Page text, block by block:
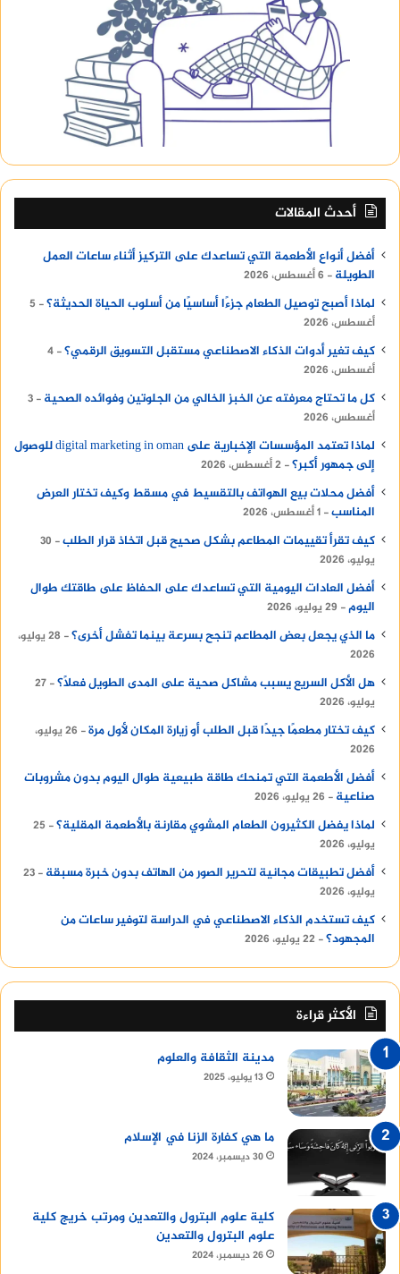
أحدث المقالات
أفضل أنواع الأطعمة التي تساعدك على التركيز أثناء ساعات العمل
الطويلة
6 أغسطس، 2026
لماذا أصبح توصيل الطعام جزءًا أساسيًا من أسلوب الحياة الحديثة؟
5
أغسطس، 2026
كيف تغير أدوات الذكاء الاصطناعي مستقبل التسويق الرقمي؟ 4
أغسطس، 2026
كل ما تحتاج معرفته عن الخبز الخالي من الجلوتين وفوائده الصحية
3
أغسطس، 2026
لماذا تعتمد المؤسسات الإخبارية على digital marketing in oman للوصول
إلى جمهور أكبر؟ 2 أغسطس، 2026
أفضل محلات بيع الهواتف بالتقسيط في مسقط وكيف تختار العرض
المناسب 1 أغسطس، 2026
كيف تقرأ تقييمات المطاعم بشكل صحيح قبل اتخاذ قرار الطلب
30
يوليو، 2026
أفضل العادات اليومية التي تساعدك على الحفاظ على طاقتك طوال
اليوم
29 يوليو، 2026
ما الذي يجعل بعض المطاعم تنجح بسرعة بينما تفشل أخرى؟
28 يوليو،
2026
هل الأكل السريع يسبب مشاكل صحية على المدى الطويل فعلًا؟ 27
يوليو، 2026
كيف تختار مطعمًا جيدًا قبل الطلب أو زيارة المكان لأول مرة
26 يوليو،
2026
أفضل الأطعمة التي تمنحك طاقة طبيعية طوال اليوم بدون مشروبات
صناعية
26 يوليو، 2026
لماذا يفضل الكثيرون الطعام المشوي مقارنة بالأطعمة المقلية؟
25
يوليو، 2026
أفضل تطبيقات مجانية لتحرير الصور من الهاتف بدون خبرة مسبقة
23
يوليو، 2026
كيف تستخدم الذكاء الاصطناعي في الدراسة لتوفير ساعات من
المجهود؟ 22 يوليو، 2026
الأكثر قراءة
مدينة الثقافة والعلوم
13 يوليو، 2025
ما هي كفارة الزنا في الإسلام
30 ديسمبر، 2024
كلية علوم البترول والتعدين ومرتب خريج كلية
علوم البترول والتعدين
26 ديسمبر، 2024